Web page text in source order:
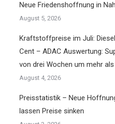
Neue Friedenshoffnung in
August 5, 2026
Kraftstoffpreise im Juli:
Cent – ADAC Auswertung:
von drei Wochen um mehr
August 4, 2026
Preisstatistik – Neue
lassen Preise sinken